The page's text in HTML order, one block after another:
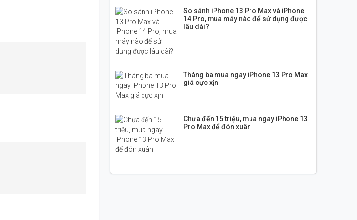
So sánh iPhone 13 Pro Max và iPhone
14 Pro, mua máy nào để sử dụng được
lâu dài?
Tháng ba mua ngay iPhone 13 Pro Max
giá cực xịn
Chưa đến 15 triệu, mua ngay iPhone 13
Pro Max để đón xuân